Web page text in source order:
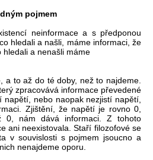
pojmem
neinformace a s předponou
hledali a našli, máme informaci, že
hledali a nenašli máme
a to až do té doby, než to najdeme.
zpracovává informace převedené
napětí, nebo naopak nezjistí napětí,
Zjištění, že napětí je rovno 0,
0, nám dává informaci. Z tohoto
ani neexistovala. Staří filozofové se
v souvislosti s pojmem jsoucno a
nenajdeme oporu.